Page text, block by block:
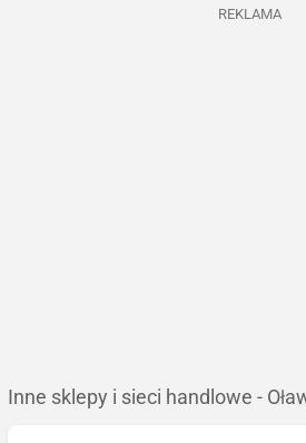
REKLAMA
Inne sklepy i sieci handlowe -